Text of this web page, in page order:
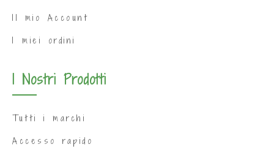
Il mio Account
I miei ordini
I Nostri Prodotti
Tutti i marchi
Accesso rapido